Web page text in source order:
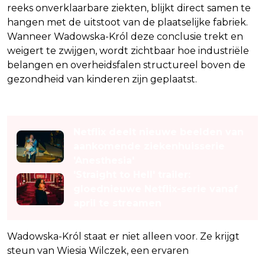
reeks onverklaarbare ziekten, blijkt direct samen te
hangen met de uitstoot van de plaatselijke fabriek.
Wanneer Wadowska-Król deze conclusie trekt en
weigert te zwijgen, wordt zichtbaar hoe industriële
belangen en overheidsfalen structureel boven de
gezondheid van kinderen zijn geplaatst.
Wadowska-Król staat er niet alleen voor. Ze krijgt
steun van Wiesia Wilczek, een ervaren